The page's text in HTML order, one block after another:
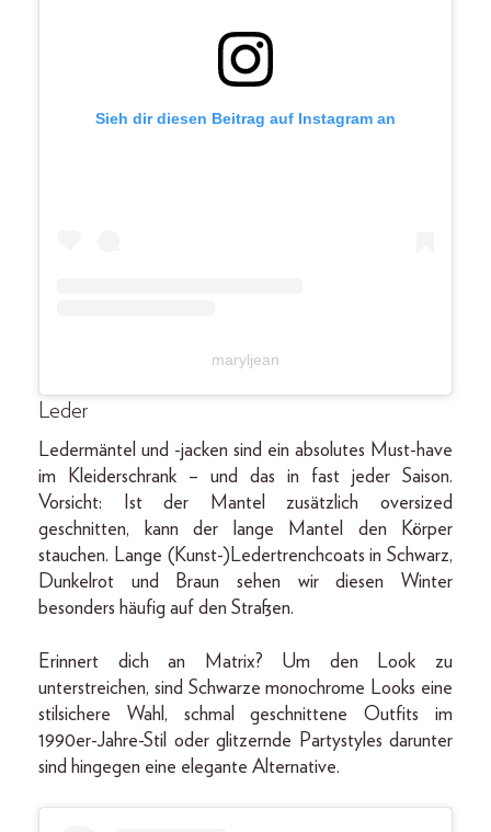
Sieh dir diesen Beitrag auf Instagram an
maryljean
Leder
Ledermäntel und -jacken sind ein absolutes Must-have
im Kleiderschrank – und das in fast jeder Saison.
Vorsicht: Ist der Mantel zusätzlich oversized
geschnitten, kann der lange Mantel den Körper
stauchen. Lange (Kunst-)Ledertrenchcoats in Schwarz,
Dunkelrot und Braun sehen wir diesen Winter
besonders häufig auf den Straßen.
Erinnert dich an Matrix? Um den Look zu
unterstreichen, sind Schwarze monochrome Looks eine
stilsichere Wahl, schmal geschnittene Outfits im
1990er-Jahre-Stil oder glitzernde Partystyles darunter
sind hingegen eine elegante Alternative.